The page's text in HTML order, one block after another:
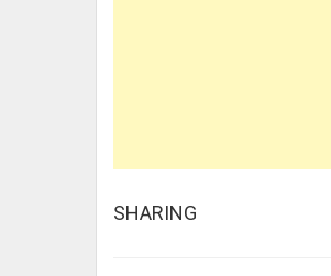
SHARING